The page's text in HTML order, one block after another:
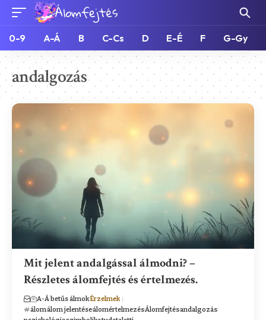
0-9 A-Á B C-Cs D E-É F G-Gy
andalgozás
Mit jelent andalgással álmodni? –
Részletes álomfejtés és értelmezés.
A-Á betűs álmokÉrzelmek
álomálom jelentéseálomértelmezésÁlomfejtésandalgozás